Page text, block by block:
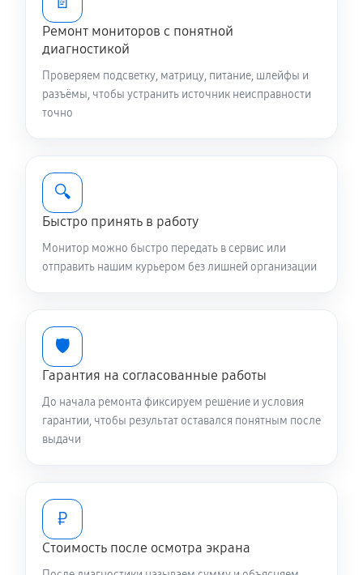
Ремонт мониторов с понятной
диагностикой
Проверяем подсветку, матрицу, питание, шлейфы и
разъёмы, чтобы устранить источник неисправности
точно
🔍
Быстро принять в работу
Монитор можно быстро передать в сервис или
отправить нашим курьером без лишней организации
🛡️
Гарантия на согласованные работы
До начала ремонта фиксируем решение и условия
гарантии, чтобы результат оставался понятным после
выдачи
₽
Стоимость после осмотра экрана